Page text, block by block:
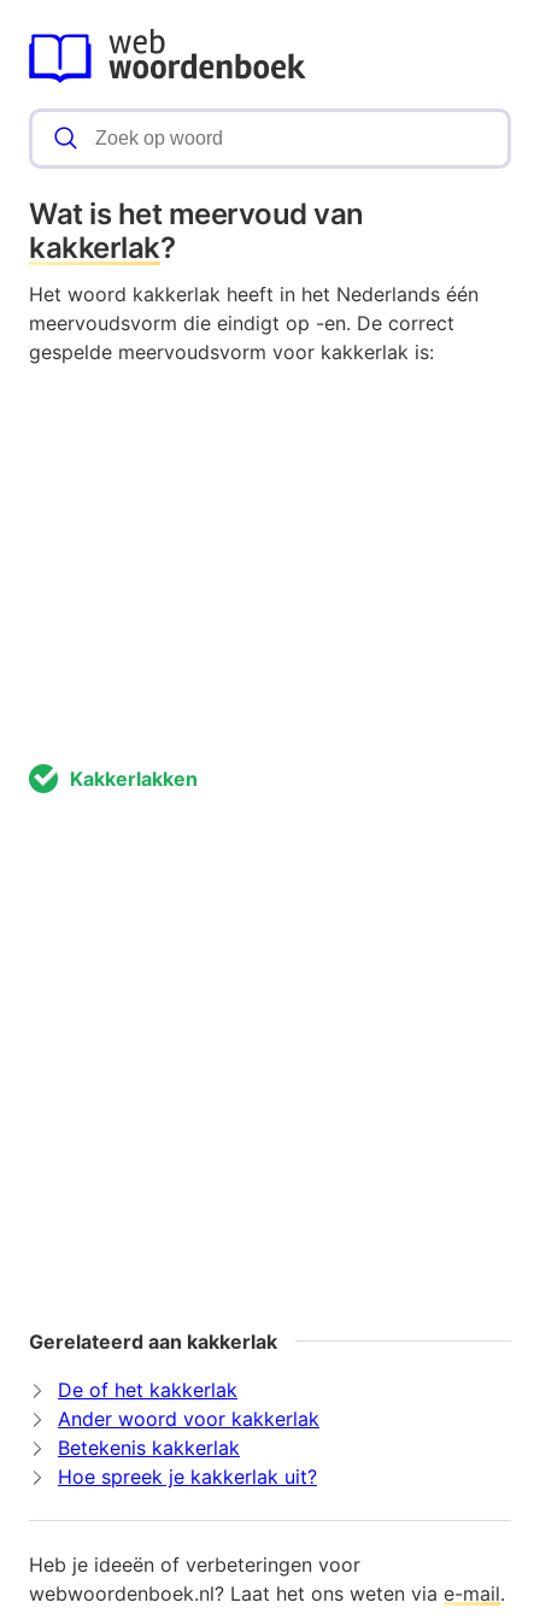
Wat is het meervoud van
kakkerlak?
Het woord kakkerlak heeft in het Nederlands één
meervoudsvorm die eindigt op -en. De correct
gespelde meervoudsvorm voor kakkerlak is:
Kakkerlakken
Gerelateerd aan kakkerlak
De of het kakkerlak
Ander woord voor kakkerlak
Betekenis kakkerlak
Hoe spreek je kakkerlak uit?
Heb je ideeën of verbeteringen voor
webwoordenboek.nl? Laat het ons weten via e-mail.